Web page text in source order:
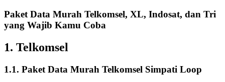
Paket Data Murah Telkomsel, XL, Indosat, dan Tri
yang Wajib Kamu Coba
1. Telkomsel
1.1. Paket Data Murah Telkomsel Simpati Loop